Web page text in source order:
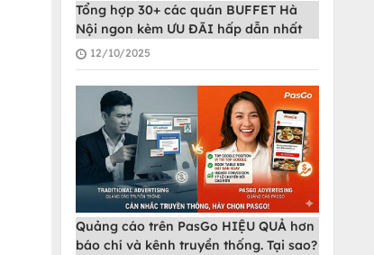
Tổng hợp 30+ các quán BUFFET Hà
Nội ngon kèm ƯU ĐÃI hấp dẫn nhất
12/10/2025
Quảng cáo trên PasGo HIỆU QUẢ hơn
báo chí và kênh truyền thống. Tại sao?